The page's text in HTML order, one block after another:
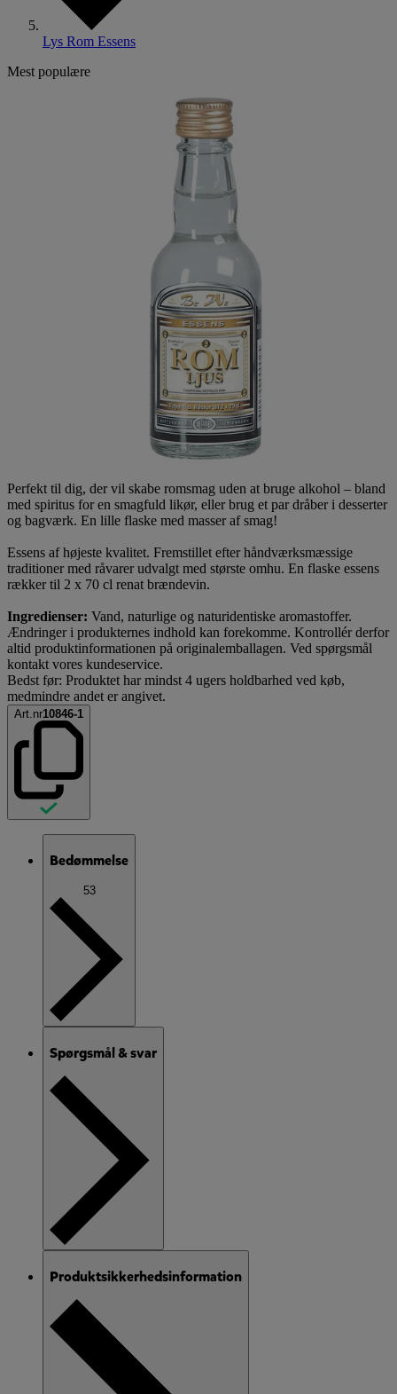
Lys Rom Essens
Mest populære
Perfekt til dig, der vil skabe romsmag uden at bruge alkohol – bland
med spiritus for en smagfuld likør, eller brug et par dråber i desserter
og bagværk. En lille flaske med masser af smag!
Essens af højeste kvalitet. Fremstillet efter håndværksmæssige
traditioner med råvarer udvalgt med største omhu. En flaske essens
rækker til 2 x 70 cl renat brændevin.
Ingredienser: Vand, naturlige og naturidentiske aromastoffer.
Ændringer i produkternes indhold kan forekomme. Kontrollér derfor
altid produktinformationen på originalemballagen. Ved spørgsmål
kontakt vores kundeservice.
Bedst før: Produktet har mindst 4 ugers holdbarhed ved køb,
medmindre andet er angivet.
Art.nr10846-1
Bedømmelse
53
Spørgsmål & svar
Produktsikkerhedsinformation